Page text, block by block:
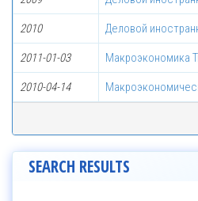
2010 Деловой
2011-01-03 Макроэкономика
2010-04-14
SEARCH RESULTS